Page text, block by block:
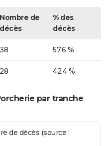
Nombre de
décès
% des
décès
38 57,6 %
28 42,4 %
par tranche
de décès (source :